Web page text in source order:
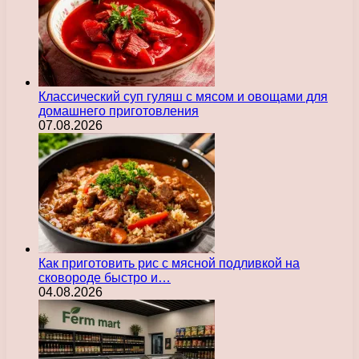
Классический суп гуляш с мясом и овощами для
домашнего приготовления
07.08.2026
Как приготовить рис с мясной подливкой на
сковороде быстро и…
04.08.2026